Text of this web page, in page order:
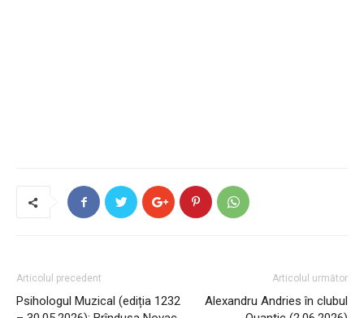
Articolul precedent
Psihologul Muzical (ediția 1232
Articolul următor
Alexandru Andries în clubul